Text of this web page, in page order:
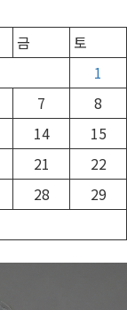
금
토
1
7
8
14
15
21
22
28
29